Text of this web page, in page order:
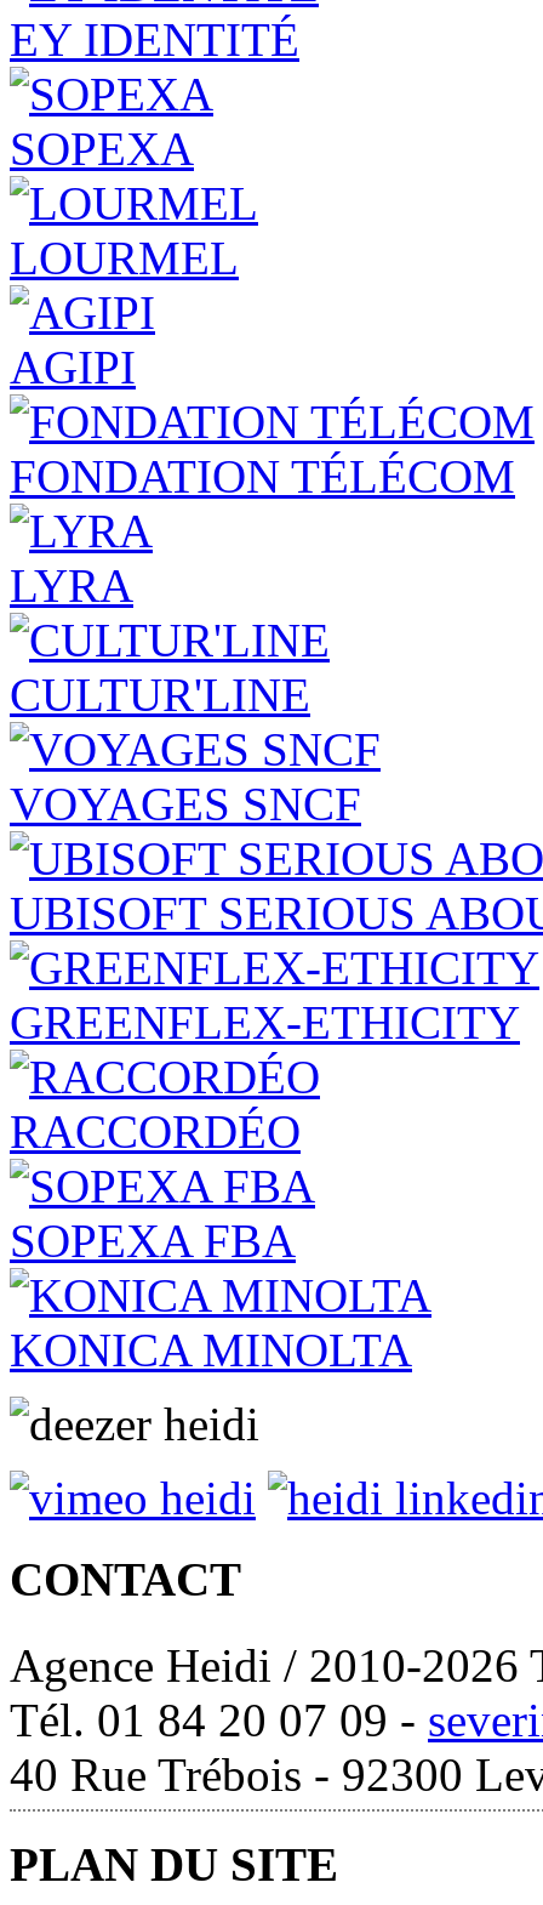
EY IDENTITÉ
SOPEXA
LOURMEL
AGIPI
FONDATION TÉLÉCOM
LYRA
CULTUR'LINE
VOYAGES SNCF
UBISOFT SERIOUS
GREENFLEX-ETHICITY
RACCORDÉO
SOPEXA FBA
KONICA MINOLTA
CONTACT
Agence Heidi / 2010-2026
Tél. 01 84 20 07 09 -
40 Rue Trébois - 92300
PLAN DU SITE